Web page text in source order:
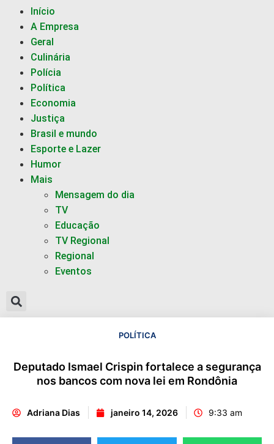
Início
A Empresa
Geral
Culinária
Polícia
Política
Economia
Justiça
Brasil e mundo
Esporte e Lazer
Humor
Mais
Mensagem do dia
TV
Educação
TV Regional
Regional
Eventos
POLÍTICA
Deputado Ismael Crispin fortalece a segurança
nos bancos com nova lei em Rondônia
Adriana Dias janeiro 14, 2026 9:33 am